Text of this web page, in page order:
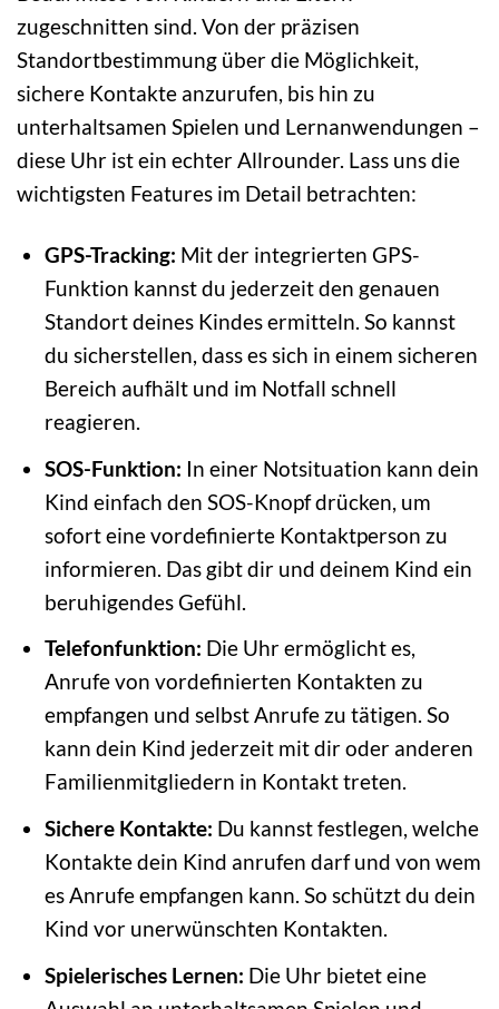
zugeschnitten sind. Von der präzisen
Standortbestimmung über die Möglichkeit,
sichere Kontakte anzurufen, bis hin zu
unterhaltsamen Spielen und Lernanwendungen –
diese Uhr ist ein echter Allrounder. Lass uns die
wichtigsten Features im Detail betrachten:
GPS-Tracking: Mit der integrierten GPS-
Funktion kannst du jederzeit den genauen
Standort deines Kindes ermitteln. So kannst
du sicherstellen, dass es sich in einem sicheren
Bereich aufhält und im Notfall schnell
reagieren.
SOS-Funktion: In einer Notsituation kann dein
Kind einfach den SOS-Knopf drücken, um
sofort eine vordefinierte Kontaktperson zu
informieren. Das gibt dir und deinem Kind ein
beruhigendes Gefühl.
Telefonfunktion: Die Uhr ermöglicht es,
Anrufe von vordefinierten Kontakten zu
empfangen und selbst Anrufe zu tätigen. So
kann dein Kind jederzeit mit dir oder anderen
Familienmitgliedern in Kontakt treten.
Sichere Kontakte: Du kannst festlegen, welche
Kontakte dein Kind anrufen darf und von wem
es Anrufe empfangen kann. So schützt du dein
Kind vor unerwünschten Kontakten.
Spielerisches Lernen: Die Uhr bietet eine